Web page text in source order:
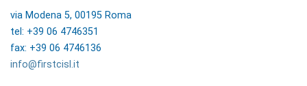
via Modena 5, 00195 Roma
tel: +39 06 4746351
fax: +39 06 4746136
info@firstcisl.it